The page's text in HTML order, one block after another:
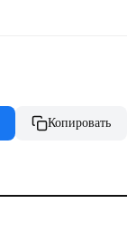
Копировать